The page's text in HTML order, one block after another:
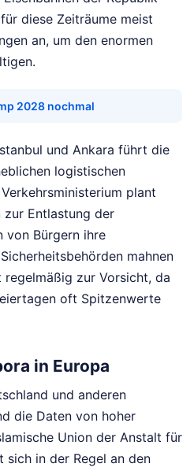
diese Zeiträume meist
an, um den enormen
2028 nochmal
und Ankara führt die
logistischen
plant
Entlastung der
von Bürgern ihre
mahnen
regelmäßig zur Vorsicht, da
oft Spitzenwerte
in Europa
und anderen
die Daten von hoher
Union der Anstalt für
sich in der Regel an den